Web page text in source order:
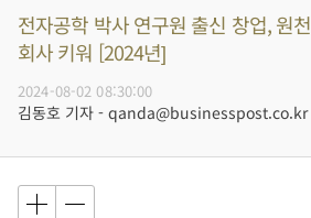
전자공학 박사 연구원 출신 창업, 원
회사 키워 [2024년]
2024-08-02 08:30:00
김동호 기자 - qanda@businesspost.co.kr